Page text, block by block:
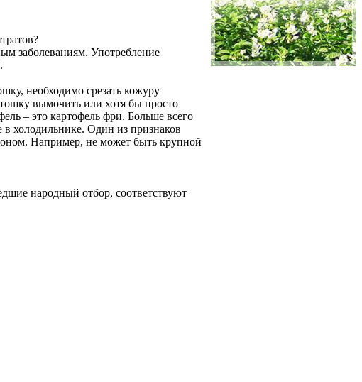
заболеваниям. Употребление
необходимо срезать кожуру
вымочить или хотя бы просто
– это картофель фри. Больше всего
в холодильнике. Один из признаков
Например, не может быть крупной
народный отбор, соответствуют